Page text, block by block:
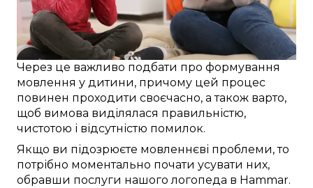
Через це важливо подбати про формування
мовлення у дитини, причому цей процес
повинен проходити своєчасно, а також варто,
щоб вимова виділялася правильністю,
чистотою і відсутністю помилок.
Якщо ви підозрюєте мовленнєві проблеми, то
потрібно моментально почати усувати них,
обравши послуги нашого логопеда в Hammar.